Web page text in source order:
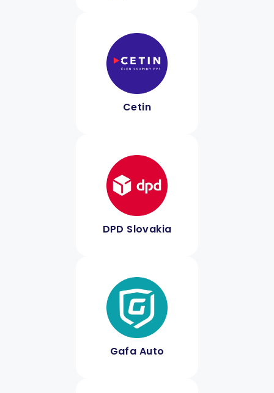
Cetin
DPD Slovakia
Gafa Auto